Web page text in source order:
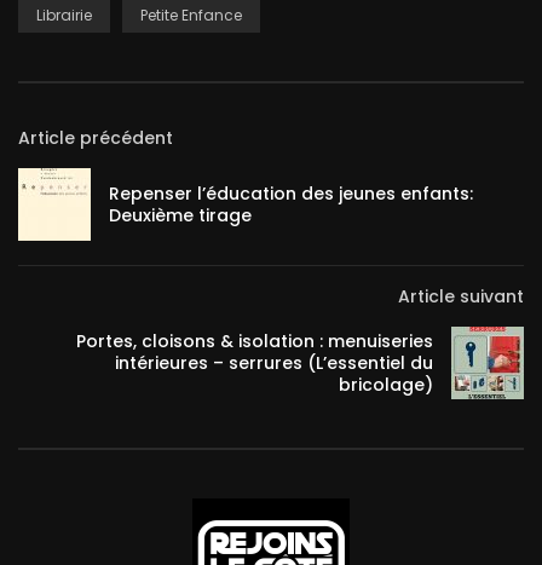
Librairie Petite Enfance
Article précédent
Repenser l’éducation des jeunes enfants:
Deuxième tirage
Article suivant
Portes, cloisons & isolation : menuiseries
intérieures – serrures (L’essentiel du
bricolage)